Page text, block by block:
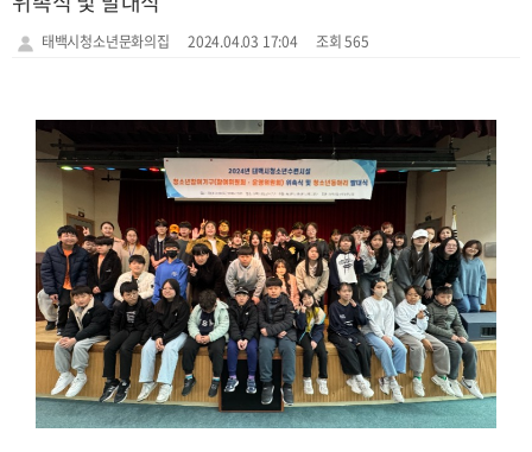
태백시청소년문화의집 2024.04.03 17:04 조회 565